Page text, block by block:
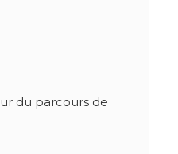
du parcours de